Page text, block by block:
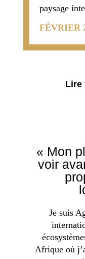
FÉVRIER
paysage
de droits,
Lire
« Mon
voir
Je suis
Afriqueoù